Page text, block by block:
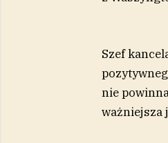
Szef
nie
ważniejsza